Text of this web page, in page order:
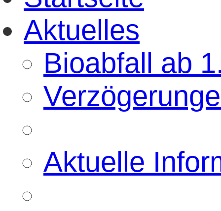
Aktuelles
Bioabfall ab
Aktuelle